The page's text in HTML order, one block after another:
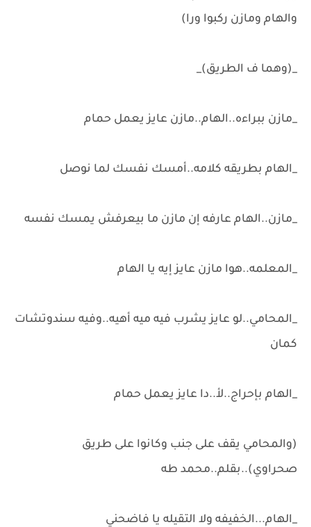
والهام ومازن ركبوا ورا)
_(وهما ف الطريق)_
_مازن ببراءه..الهام..مازن عايز يعمل حمام
_الهام بطريقه كلامه..أمسك نفسك لما نوصل
_مازن..الهام عارفه إن مازن ما بيعرفش يمسك نفسه
_المعلمه..هوا مازن عايز إيه يا الهام
_المحامي..لو عايز يشرب فيه ميه أهيه..وفيه سندوتشات
كمان
_الهام بإحراج..لأ..دا عايز يعمل حمام
(والمحامي يقف على جنب وكانوا على طريق
صحراوي)..بقلم..محمد طه
_الهام...الخفيفه ولا التقيله يا فاضحني